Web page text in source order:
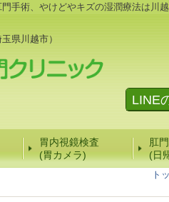
手術、やけどやキズの湿潤療法は川
県川越市）
LINE
胃内視鏡検査
(胃カメラ)
肛
(日
ト